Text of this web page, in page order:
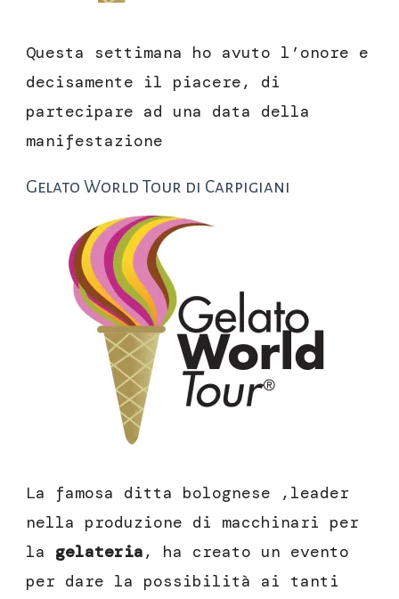
Questa settimana ho avuto l’onore e
decisamente il piacere, di
partecipare ad una data della
manifestazione
Gelato World Tour di Carpigiani
La famosa ditta bolognese ,leader
nella produzione di macchinari per
la gelateria, ha creato un evento
per dare la possibilità ai tanti